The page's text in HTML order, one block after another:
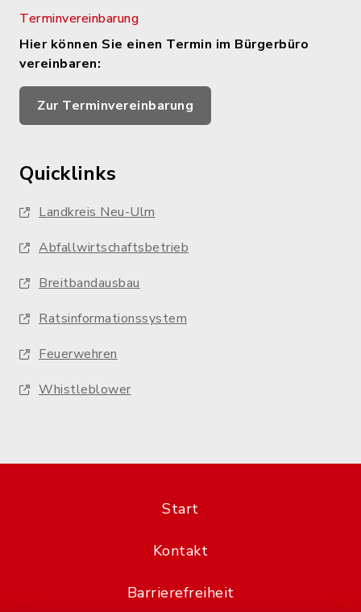
Terminvereinbarung
Hier können Sie einen Termin im Bürgerbüro
vereinbaren:
Zur Terminvereinbarung
Quicklinks
Landkreis Neu-Ulm
Abfallwirtschaftsbetrieb
Breitbandausbau
Ratsinformationssystem
Feuerwehren
Whistleblower
Start
Kontakt
Barrierefreiheit